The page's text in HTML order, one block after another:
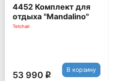
4452 Комплект для
отдыха "Mandalino"
05/21 ( диван + 2
орех), плетение-
банановые листья
Tetchair
53 990 q
В корзину